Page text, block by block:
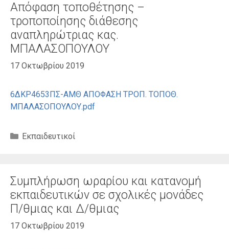
Απόφαση τοποθέτησης –
τροποποίησης διάθεσης
αναπληρώτριας κας.
ΜΠΑΛΑΣΟΠΟΥΛΟΥ
17 Οκτωβρίου 2019
6ΔΚΡ4653ΠΣ-ΑΜΘ ΑΠΟΦΑΣΗ ΤΡΟΠ. ΤΟΠΟΘ.
ΜΠΑΛΑΣΟΠΟΥΛΟΥ.pdf
Κατηγορίες
Εκπαιδευτικοί
Συμπλήρωση ωραρίου και κατανομή
εκπαιδευτικών σε σχολικές μονάδες
Π/θμιας και Δ/θμιας
17 Οκτωβρίου 2019